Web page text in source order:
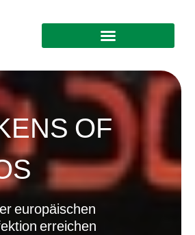
OF
europäischen
erreichen